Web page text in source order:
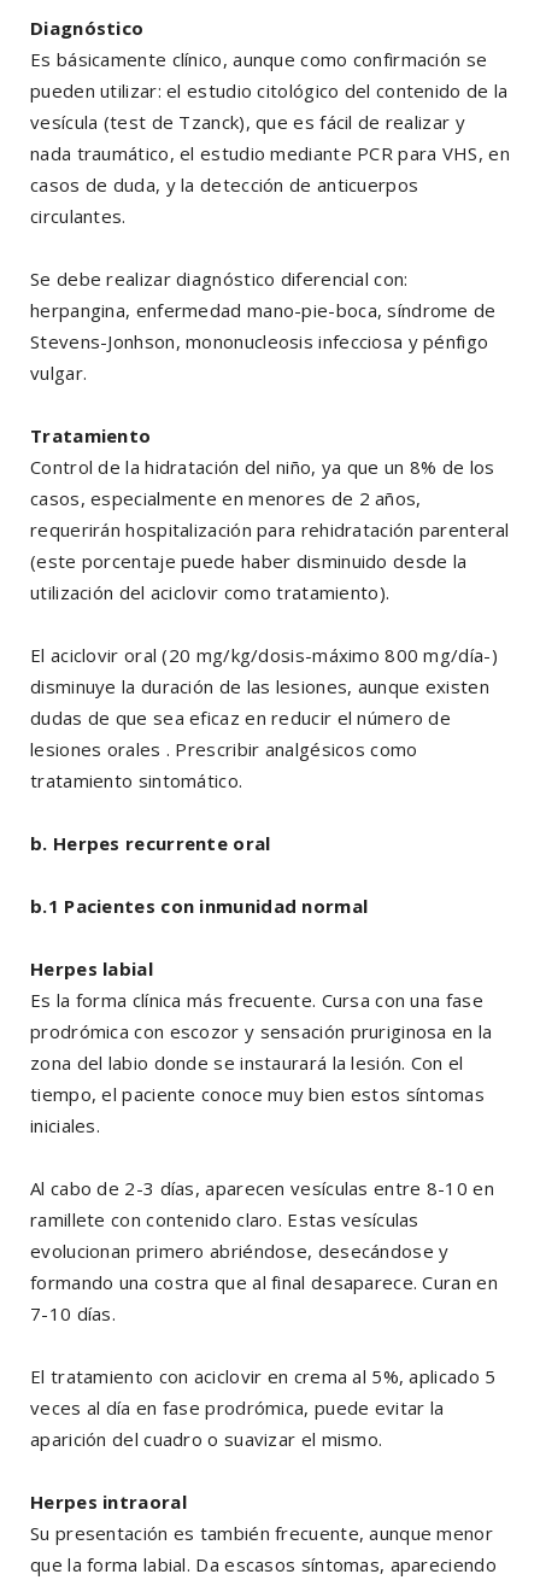
Diagnóstico
Es básicamente clínico, aunque como confirmación se
pueden utilizar: el estudio citológico del contenido de la
vesícula (test de Tzanck), que es fácil de realizar y
nada traumático, el estudio mediante PCR para VHS, en
casos de duda, y la detección de anticuerpos
circulantes.
Se debe realizar diagnóstico diferencial con:
herpangina, enfermedad mano-pie-boca, síndrome de
Stevens-Jonhson, mononucleosis infecciosa y pénfigo
vulgar.
Tratamiento
Control de la hidratación del niño, ya que un 8% de los
casos, especialmente en menores de 2 años,
requerirán hospitalización para rehidratación parenteral
(este porcentaje puede haber disminuido desde la
utilización del aciclovir como tratamiento).
El aciclovir oral (20 mg/kg/dosis-máximo 800 mg/día-)
disminuye la duración de las lesiones, aunque existen
dudas de que sea eficaz en reducir el número de
lesiones orales . Prescribir analgésicos como
tratamiento sintomático.
b. Herpes recurrente oral
b.1 Pacientes con inmunidad normal
Herpes labial
Es la forma clínica más frecuente. Cursa con una fase
prodrómica con escozor y sensación pruriginosa en la
zona del labio donde se instaurará la lesión. Con el
tiempo, el paciente conoce muy bien estos síntomas
iniciales.
Al cabo de 2-3 días, aparecen vesículas entre 8-10 en
ramillete con contenido claro. Estas vesículas
evolucionan primero abriéndose, desecándose y
formando una costra que al final desaparece. Curan en
7-10 días.
El tratamiento con aciclovir en crema al 5%, aplicado 5
veces al día en fase prodrómica, puede evitar la
aparición del cuadro o suavizar el mismo.
Herpes intraoral
Su presentación es también frecuente, aunque menor
que la forma labial. Da escasos síntomas, apareciendo